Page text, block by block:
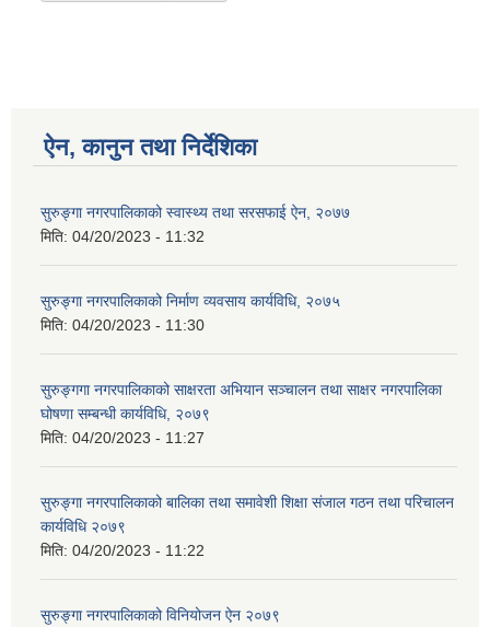
ऐन, कानुन तथा निर्देशिका
सुरुङ्गा नगरपालिकाको स्वास्थ्य तथा सरसफाई ऐन, २०७७
मिति: 04/20/2023 - 11:32
सुरुङ्गा नगरपालिकाको निर्माण व्यवसाय कार्यविधि, २०७५
मिति: 04/20/2023 - 11:30
सुरुङ्गगा नगरपालिकाको साक्षरता अभियान सञ्चालन तथा साक्षर नगरपालिका
घोषणा सम्बन्धी कार्यविधि, २०७९
मिति: 04/20/2023 - 11:27
सुरुङ्गा नगरपालिकाको बालिका तथा समावेशी शिक्षा संजाल गठन तथा परिचालन
कार्यविधि २०७९
मिति: 04/20/2023 - 11:22
सुरुङ्गा नगरपालिकाको विनियोजन ऐन २०७९